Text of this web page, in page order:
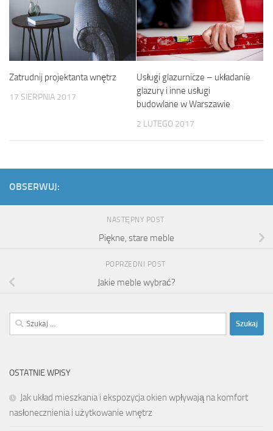
Zatrudnij projektanta wnętrz
17 SIERPNIA 2017
Usługi glazurnicze – układanie
glazury i inne usługi
budowlane w Warszawie
2 LUTEGO 2017
OBSERWUJ:
NASTĘPNY POST
Piękne, stare meble
POPRZEDNI POST
Jakie meble wybrać?
Szukaj:
OSTATNIE WPISY
Jak układ mieszkania i ekspozycja okien wpływają na komfort
nasłonecznienia i użytkowanie wnętrz